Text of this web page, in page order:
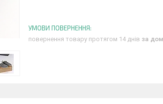
повернення товару протягом 14 днів за